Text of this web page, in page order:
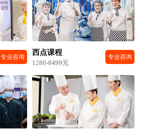
专业咨询
西点课程
1280-8499元
专业咨询